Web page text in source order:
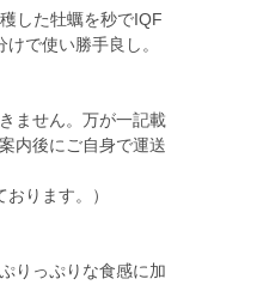
した牡蠣を秒でIQF
で使い勝手良し。
ません。万が一記載
内後にご自身で運送
ります。）
りっぷりな食感に加